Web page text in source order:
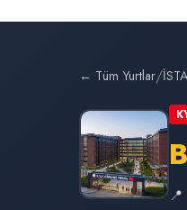
← Tüm Yurtlar/
📍